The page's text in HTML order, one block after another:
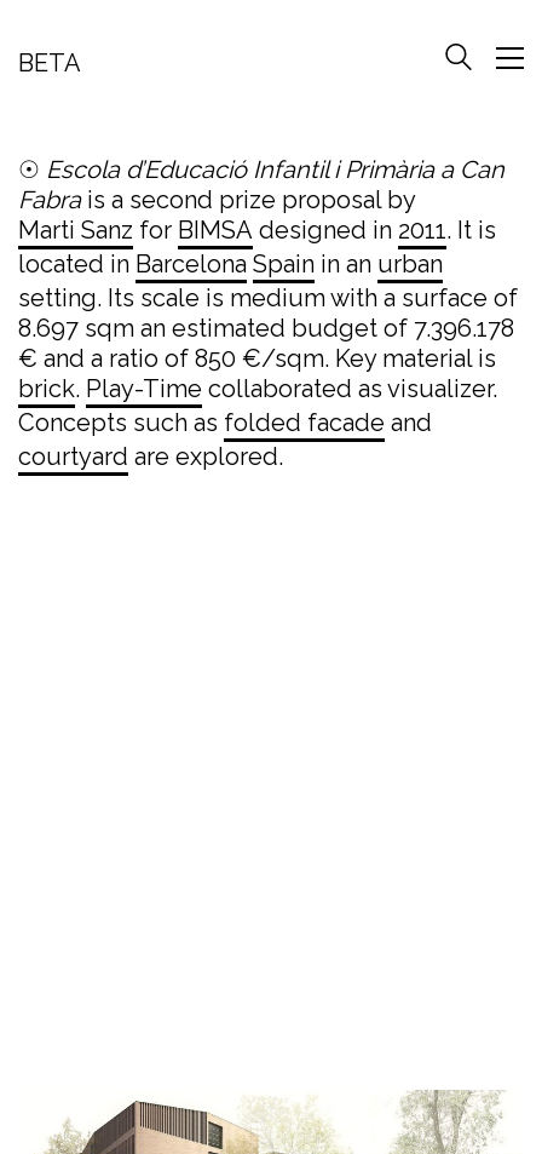
BETA
☉ Escola d’Educació Infantil i Primària a Can
Fabrais a second prize proposal by
Marti Sanz for BIMSA designed in 2011. It is
located in Barcelona Spain in an urban
setting. Its scale is medium with a surface of
8.697 sqm an estimated budget of 7.396.178
€ and a ratio of 850 €/sqm. Key material is
brick. Play-Time collaborated as visualizer.
Concepts such as folded facade and
courtyard are explored.